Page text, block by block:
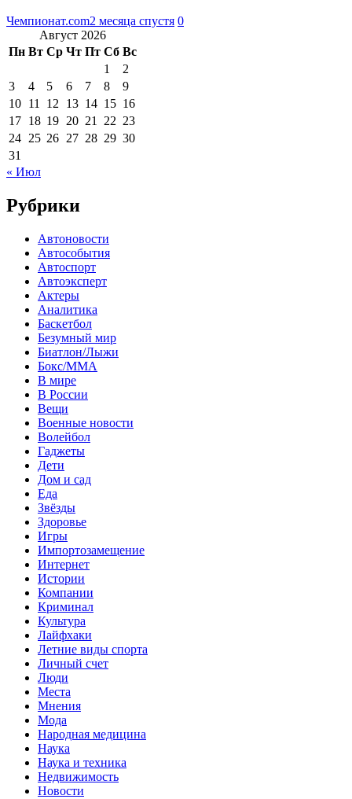
Чемпионат.com2 месяца спустя 0
Август 2026
Пн Вт Ср Чт Пт Сб Вс
1
2
3
4 5 6 7 8
9
10 11 12 13 14 15 16
17 18 19 20 21 22 23
24 25 26 27 28 29 30
31
« Июл
Рубрики
Автоновости
Автособытия
Автоспорт
Автоэксперт
Актеры
Аналитика
Баскетбол
Безумный мир
Биатлон/Лыжи
Бокс/MMA
В мире
В России
Вещи
Военные новости
Волейбол
Гаджеты
Дети
Дом и сад
Еда
Звёзды
Здоровье
Игры
Импортозамещение
Интернет
Истории
Компании
Криминал
Культура
Лайфхаки
Летние виды спорта
Личный счет
Люди
Места
Мнения
Мода
Народная медицина
Наука
Наука и техника
Недвижимость
Новости